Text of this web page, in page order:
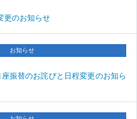
更のお知らせ
お知らせ
振替のお詫びと日程変更のお知ら